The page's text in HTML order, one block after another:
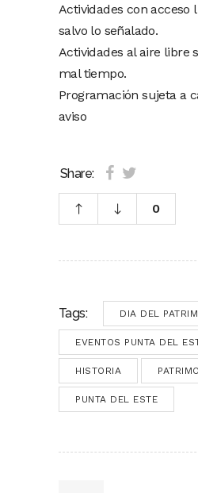
Actividades con acceso
salvo lo señalado.
Actividades al aire libre
mal tiempo.
Programación sujeta a
aviso
Share:
0
Tags: DIA DEL
EVENTOS PUNTA DEL
HISTORIA
PUNTA DEL ESTE